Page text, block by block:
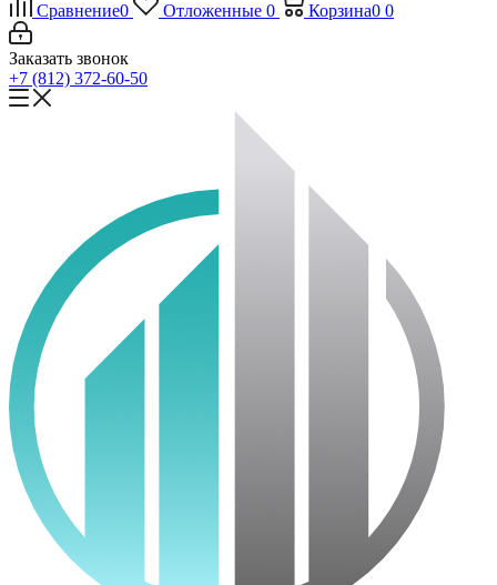
Сравнение0 Отложенные 0 Корзина0 0
Заказать звонок
+7 (812) 372-60-50